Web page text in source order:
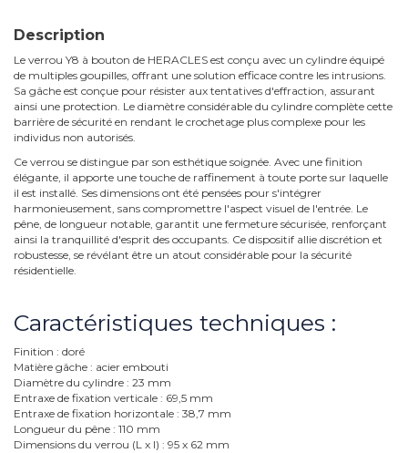
Description
Le verrou Y8 à bouton de HERACLES est conçu avec un cylindre équipé
de multiples goupilles, offrant une solution efficace contre les intrusions.
Sa gâche est conçue pour résister aux tentatives d'effraction, assurant
ainsi une protection. Le diamètre considérable du cylindre complète cette
barrière de sécurité en rendant le crochetage plus complexe pour les
individus non autorisés.
Ce verrou se distingue par son esthétique soignée. Avec une finition
élégante, il apporte une touche de raffinement à toute porte sur laquelle
il est installé. Ses dimensions ont été pensées pour s'intégrer
harmonieusement, sans compromettre l'aspect visuel de l'entrée. Le
pêne, de longueur notable, garantit une fermeture sécurisée, renforçant
ainsi la tranquillité d'esprit des occupants. Ce dispositif allie discrétion et
robustesse, se révélant être un atout considérable pour la sécurité
résidentielle.
Caractéristiques techniques :
Finition : doré
Matière gâche : acier embouti
Diamètre du cylindre : 23 mm
Entraxe de fixation verticale : 69,5 mm
Entraxe de fixation horizontale : 38,7 mm
Longueur du pêne : 110 mm
Dimensions du verrou (L x l) : 95 x 62 mm